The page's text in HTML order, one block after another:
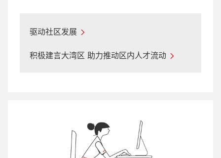
驱动社区发展
积极建言大湾区 助力推动区内人才流动